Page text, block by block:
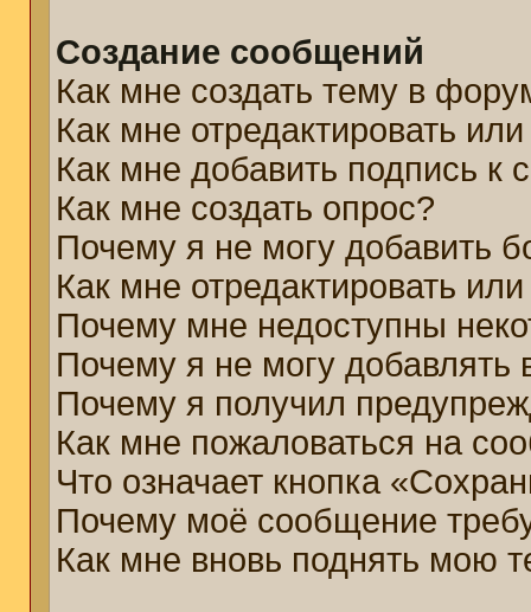
Создание сообщений
Как мне создать тему в
Как мне отредактировать
Как мне добавить подпись
Как мне создать опрос?
Почему я не могу добавить
Как мне отредактировать
Почему мне недоступны
Почему я не могу добавлять
Почему я получил
Как мне пожаловаться на
Что означает кнопка
Почему моё сообщение
Как мне вновь поднять мою